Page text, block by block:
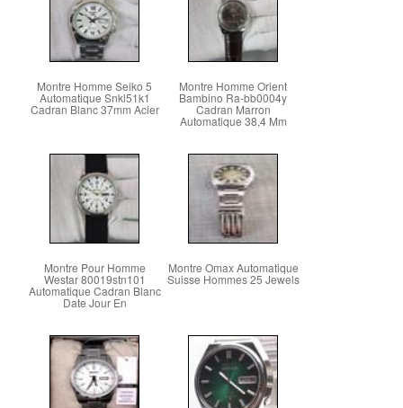
Montre Homme Seiko 5
Automatique Snkl51k1
Cadran Blanc 37mm Acier
Montre Homme Orient
Bambino Ra-bb0004y
Cadran Marron
Automatique 38,4 Mm
Montre Pour Homme
Westar 80019stn101
Automatique Cadran Blanc
Date Jour En
Montre Omax Automatique
Suisse Hommes 25 Jewels